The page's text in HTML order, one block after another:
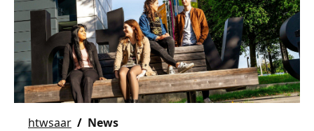
htwsaar News